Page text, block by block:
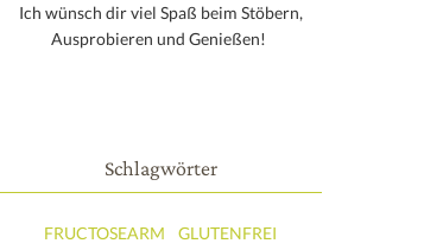
Ich wünsch dir viel Spaß beim Stöbern,
Ausprobieren und Genießen!
Schlagwörter
FRUCTOSEARM
GLUTENFREI